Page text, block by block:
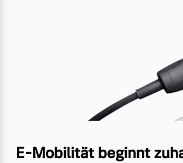
E-Mobilität beginnt